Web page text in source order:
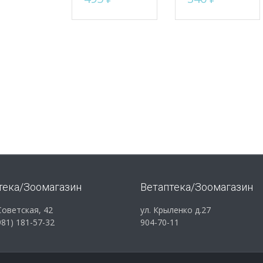
Зоомагазин
42
181-57-32
Ветаптека/Зоомагазин
ул. Крыленко д.27
904-70-11